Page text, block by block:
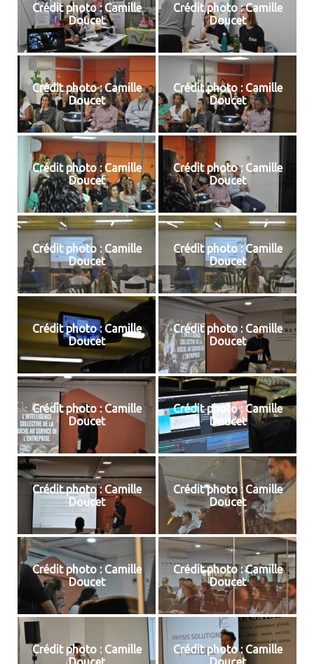
Crédit photo : Camille
Doucet
Crédit photo : Camille
Doucet
Crédit photo : Camille
Doucet
Crédit photo : Camille
Doucet
Crédit photo : Camille
Doucet
Crédit photo : Camille
Doucet
Crédit photo : Camille
Doucet
Crédit photo : Camille
Doucet
Crédit photo : Camille
Doucet
Crédit photo : Camille
Doucet
Crédit photo : Camille
Doucet
Crédit photo : Camille
Doucet
Crédit photo : Camille
Doucet
Crédit photo : Camille
Doucet
Crédit photo : Camille
Doucet
Crédit photo : Camille
Doucet
Crédit photo : Camille
Crédit photo : Camille